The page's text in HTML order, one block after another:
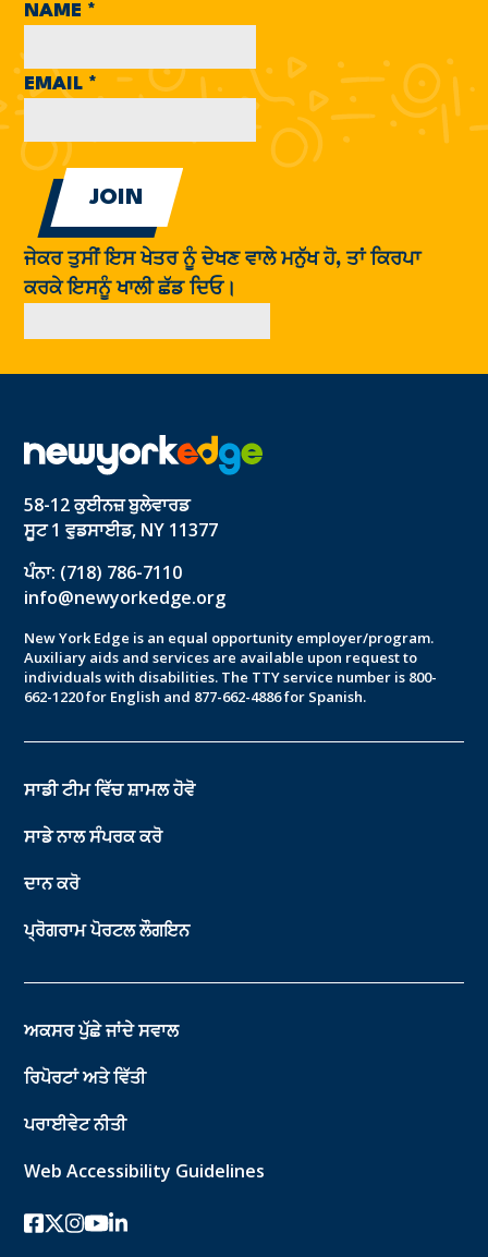
NAME *
EMAIL *
ਜੇਕਰ ਤੁਸੀਂ ਇਸ ਖੇਤਰ ਨੂੰ ਦੇਖਣ ਵਾਲੇ ਮਨੁੱਖ ਹੋ, ਤਾਂ ਕਿਰਪਾ
ਕਰਕੇ ਇਸਨੂੰ ਖਾਲੀ ਛੱਡ ਦਿਓ।
58-12 ਕੁਈਨਜ਼ ਬੁਲੇਵਾਰਡ
ਸੂਟ 1 ਵੁਡਸਾਈਡ, NY 11377
ਪੰਨਾ: (718) 786-7110
info@newyorkedge.org
New York Edge is an equal opportunity employer/program.
Auxiliary aids and services are available upon request to
individuals with disabilities. The TTY service number is 800-
662-1220 for English and 877-662-4886 for Spanish.
ਸਾਡੀ ਟੀਮ ਵਿੱਚ ਸ਼ਾਮਲ ਹੋਵੋ
ਸਾਡੇ ਨਾਲ ਸੰਪਰਕ ਕਰੋ
ਦਾਨ ਕਰੋ
ਪ੍ਰੋਗਰਾਮ ਪੋਰਟਲ ਲੌਗਇਨ
ਅਕਸਰ ਪੁੱਛੇ ਜਾਂਦੇ ਸਵਾਲ
ਰਿਪੋਰਟਾਂ ਅਤੇ ਵਿੱਤੀ
ਪਰਾਈਵੇਟ ਨੀਤੀ
Web Accessibility Guidelines
ਫੇਸਬੁੱਕ
ਟਵਿੱਟਰ-ਐਕਸ
instagram
youtube
ਲਿੰਕਡਇਨ